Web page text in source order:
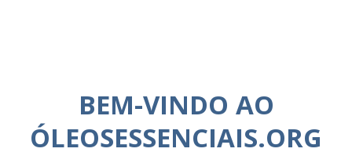
BEM-VINDO AO
ÓLEOSESSENCIAIS.ORG